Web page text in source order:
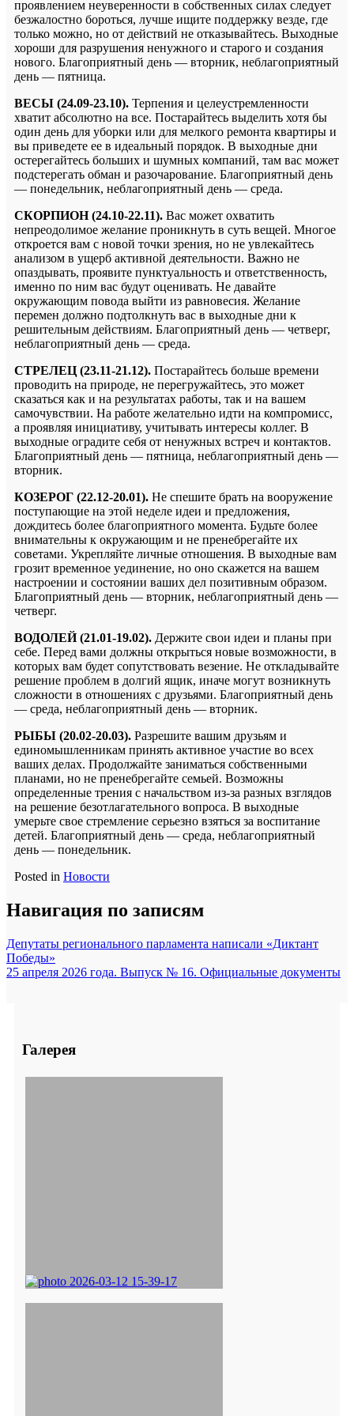
проявлением неуверенности в собственных силах следует
безжалостно бороться, лучше ищите поддержку везде, где
только можно, но от действий не отказывайтесь. Выходные
хороши для разрушения ненужного и старого и создания
нового. Благоприятный день — вторник, неблагоприятный
день — пятница.
ВЕСЫ (24.09-23.10). Терпения и целеустремленности
хватит абсолютно на все. Постарайтесь выделить хотя бы
один день для уборки или для мелкого ремонта квартиры и
вы приведете ее в идеальный порядок. В выходные дни
остерегайтесь больших и шумных компаний, там вас может
подстерегать обман и разочарование. Благоприятный день
— понедельник, неблагоприятный день — среда.
СКОРПИОН (24.10-22.11). Вас может охватить
непреодолимое желание проникнуть в суть вещей. Многое
откроется вам с новой точки зрения, но не увлекайтесь
анализом в ущерб активной деятельности. Важно не
опаздывать, проявите пунктуальность и ответственность,
именно по ним вас будут оценивать. Не давайте
окружающим повода выйти из равновесия. Желание
перемен должно подтолкнуть вас в выходные дни к
решительным действиям. Благоприятный день — четверг,
неблагоприятный день — среда.
СТРЕЛЕЦ (23.11-21.12). Постарайтесь больше времени
проводить на природе, не перегружайтесь, это может
сказаться как и на результатах работы, так и на вашем
самочувствии. На работе желательно идти на компромисс,
а проявляя инициативу, учитывать интересы коллег. В
выходные оградите себя от ненужных встреч и контактов.
Благоприятный день — пятница, неблагоприятный день —
вторник.
КОЗЕРОГ (22.12-20.01). Не спешите брать на вооружение
поступающие на этой неделе идеи и предложения,
дождитесь более благоприятного момента. Будьте более
внимательны к окружающим и не пренебрегайте их
советами. Укрепляйте личные отношения. В выходные вам
грозит временное уединение, но оно скажется на вашем
настроении и состоянии ваших дел позитивным образом.
Благоприятный день — вторник, неблагоприятный день —
четверг.
ВОДОЛЕЙ (21.01-19.02). Держите свои идеи и планы при
себе. Перед вами должны открыться новые возможности, в
которых вам будет сопутствовать везение. Не откладывайте
решение проблем в долгий ящик, иначе могут возникнуть
сложности в отношениях с друзьями. Благоприятный день
— среда, неблагоприятный день — вторник.
РЫБЫ (20.02-20.03). Разрешите вашим друзьям и
единомышленникам принять активное участие во всех
ваших делах. Продолжайте заниматься собственными
планами, но не пренебрегайте семьей. Возможны
определенные трения с начальством из-за разных взглядов
на решение безотлагательного вопроса. В выходные
умерьте свое стремление серьезно взяться за воспитание
детей. Благоприятный день — среда, неблагоприятный
день — понедельник.
Posted in Новости
Навигация по записям
Депутаты регионального парламента написали «Диктант
Победы»
25 апреля 2026 года. Выпуск № 16. Официальные документы
Галерея